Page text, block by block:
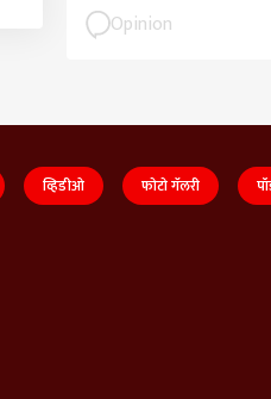
Opinion
व्हिडीओ फोटो गॅलरी